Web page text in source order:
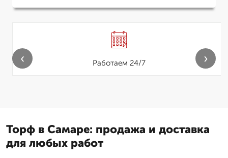
Работаем 24/7
‹ ›
Торф в Самаре: продажа и доставка
для любых работ